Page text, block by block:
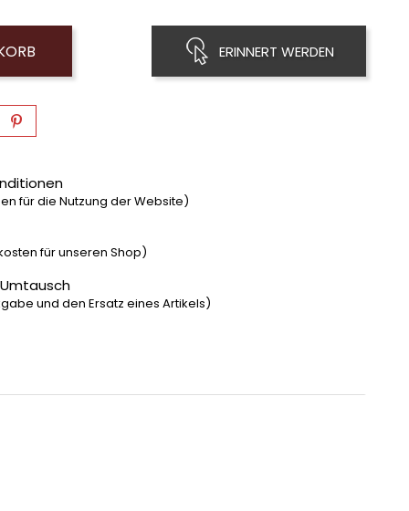
ERINNERT WERDEN
für die Nutzung der Website)
für unseren Shop)
und den Ersatz eines Artikels)